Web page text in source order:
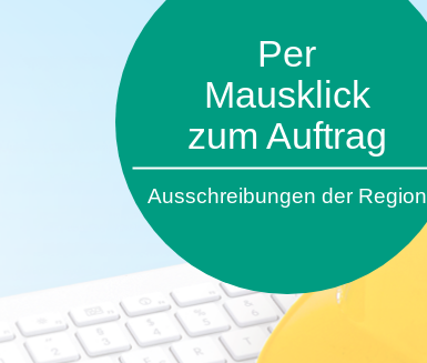
Per
Mausklick
zum Auftrag
Ausschreibungen der Region